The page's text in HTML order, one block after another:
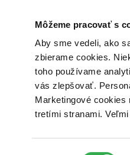
Môžeme pracovať s
Aby sme vedeli, ako
zbierame cookies.
toho používame
vás zlepšovať.
Marketingové cookies
tretími stranami.